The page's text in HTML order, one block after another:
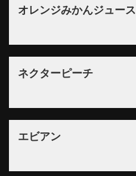
オレンジみかんジュース
ネクターピーチ
エビアン